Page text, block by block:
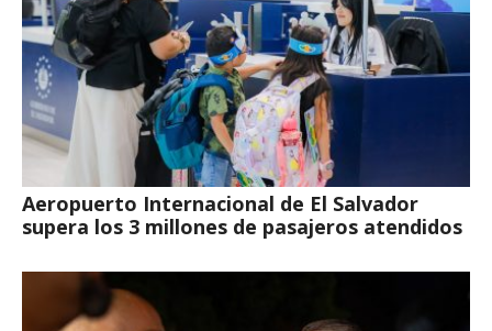
Aeropuerto Internacional de El Salvador
supera los 3 millones de pasajeros atendidos